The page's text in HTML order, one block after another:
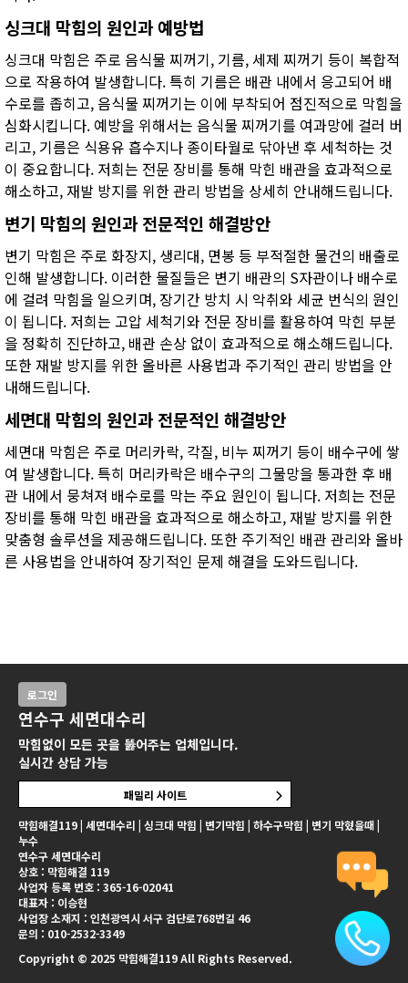
싱크대 막힘의 원인과 예방법
싱크대 막힘은 주로 음식물 찌꺼기, 기름, 세제 찌꺼기 등이 복합적
으로 작용하여 발생합니다. 특히 기름은 배관 내에서 응고되어 배
수로를 좁히고, 음식물 찌꺼기는 이에 부착되어 점진적으로 막힘을
심화시킵니다. 예방을 위해서는 음식물 찌꺼기를 여과망에 걸러 버
리고, 기름은 식용유 흡수지나 종이타월로 닦아낸 후 세척하는 것
이 중요합니다. 저희는 전문 장비를 통해 막힌 배관을 효과적으로
해소하고, 재발 방지를 위한 관리 방법을 상세히 안내해드립니다.
변기 막힘의 원인과 전문적인 해결방안
변기 막힘은 주로 화장지, 생리대, 면봉 등 부적절한 물건의 배출로
인해 발생합니다. 이러한 물질들은 변기 배관의 S자관이나 배수로
에 걸려 막힘을 일으키며, 장기간 방치 시 악취와 세균 번식의 원인
이 됩니다. 저희는 고압 세척기와 전문 장비를 활용하여 막힌 부분
을 정확히 진단하고, 배관 손상 없이 효과적으로 해소해드립니다.
또한 재발 방지를 위한 올바른 사용법과 주기적인 관리 방법을 안
내해드립니다.
세면대 막힘의 원인과 전문적인 해결방안
세면대 막힘은 주로 머리카락, 각질, 비누 찌꺼기 등이 배수구에 쌓
여 발생합니다. 특히 머리카락은 배수구의 그물망을 통과한 후 배
관 내에서 뭉쳐져 배수로를 막는 주요 원인이 됩니다. 저희는 전문
장비를 통해 막힌 배관을 효과적으로 해소하고, 재발 방지를 위한
맞춤형 솔루션을 제공해드립니다. 또한 주기적인 배관 관리와 올바
른 사용법을 안내하여 장기적인 문제 해결을 도와드립니다.
막힘해결119 | 세면대수리 | 싱크대 막힘 | 변기막힘 | 하수구막힘 | 변기 막혔을때 |
누수
연수구 세면대수리
상호 : 막힘해결 119
사업자 등록 번호 : 365-16-02041
대표자 : 이승현
사업장 소재지 : 인천광역시 서구 검단로768번길 46
문의 : 010-2532-3349
Copyright © 2025 막힘해결119 All Rights Reserved.
로그인
연수구 세면대수리
막힘없이 모든 곳을 뚫어주는 업체입니다.
실시간 상담 가능
패밀리 사이트